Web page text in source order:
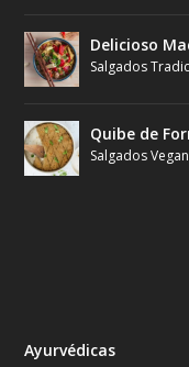
Delicioso
Salgados
Quibe de
Salgados
Ayurvédicas